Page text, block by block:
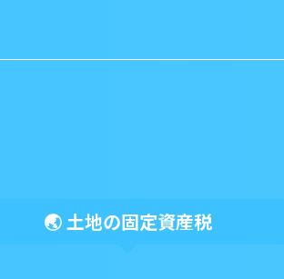
事務所へ🌏 土地の固定資産税